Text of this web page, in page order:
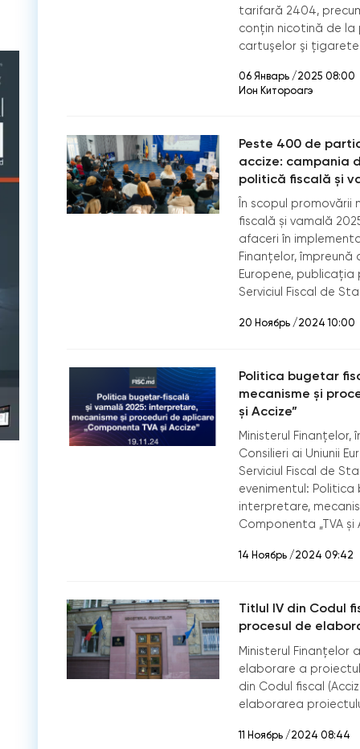
tarifară 2404,
conţin nicotină de
cartuşelor şi
06 Январь /2025 08:00
Ион Китороагэ
Peste 400 de
accize: campania
politică fiscală și
În scopul
fiscală și vamală
afaceri în
Finanțelor, împreună
Europene, publicația
Serviciul Fiscal de
20 Ноябрь /2024 10:00
Politica bugetar
mecanisme și
și Accize”
Ministerul
Consilieri ai Uniunii
Serviciul Fiscal de
evenimentul:
interpretare,
Componenta „TVA și
14 Ноябрь /2024 09:42
Titlul IV din Codul
procesul de
Ministerul Finanțelor
elaborare a
din Codul fiscal
elaborarea
11 Ноябрь /2024 08:44